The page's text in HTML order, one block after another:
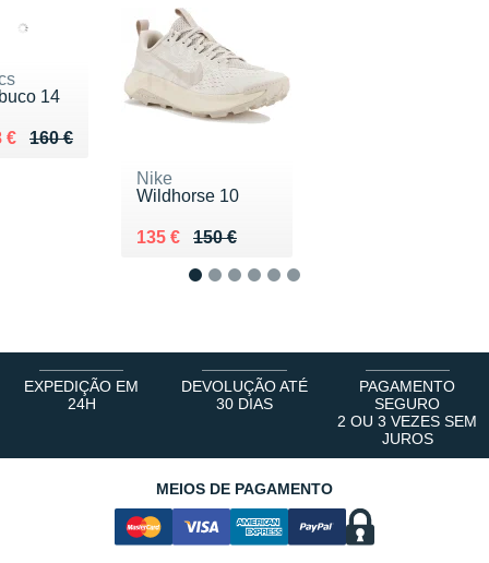
14
160 €
de 160 €
€ 118 €
Nike
Wildhorse 10
150 €
Au lieu de 150 €
135 €
Vendu 135 €
EXPEDIÇÃO EM
24H
DEVOLUÇÃO ATÉ
30 DIAS
PAGAMENTO
SEGURO
2 OU 3 VEZES SEM
JUROS
MEIOS DE PAGAMENTO